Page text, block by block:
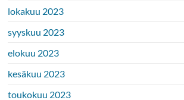
lokakuu 2023
syyskuu 2023
elokuu 2023
kesäkuu 2023
toukokuu 2023